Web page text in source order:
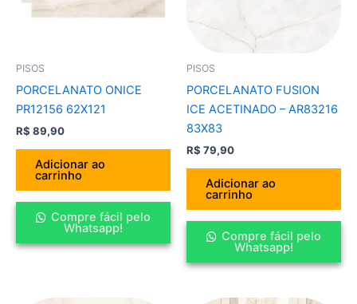
PISOS
PORCELANATO ONICE
PR12156 62X121
R$ 89,90
Adicionar ao
carrinho
Compre fácil pelo
Whatsapp!
PISOS
PORCELANATO FUSION
ICE ACETINADO – AR83216
83X83
R$ 79,90
Adicionar ao
carrinho
Compre fácil pelo
Whatsapp!